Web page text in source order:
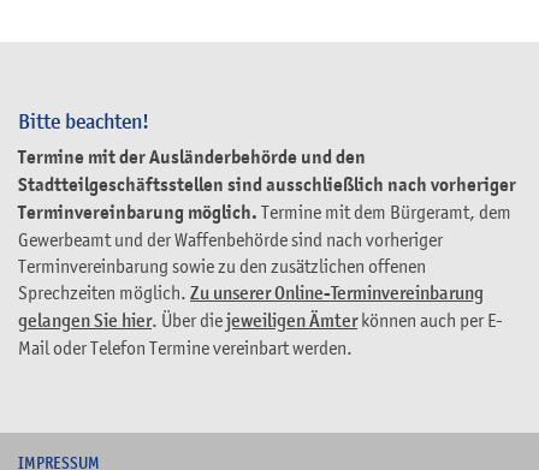
Bitte beachten!
Termine mit der Ausländerbehörde und den
Stadtteilgeschäftsstellen sind ausschließlich nach vorheriger
Terminvereinbarung möglich. Termine mit dem Bürgeramt, dem
Gewerbeamt und der Waffenbehörde sind nach vorheriger
Terminvereinbarung sowie zu den zusätzlichen offenen
Sprechzeiten möglich. Zu unserer Online-Terminvereinbarung
gelangen Sie hier. Über diejeweiligen Ämterkönnen auch per E-
Mail oder Telefon Termine vereinbart werden.
IMPRESSUM